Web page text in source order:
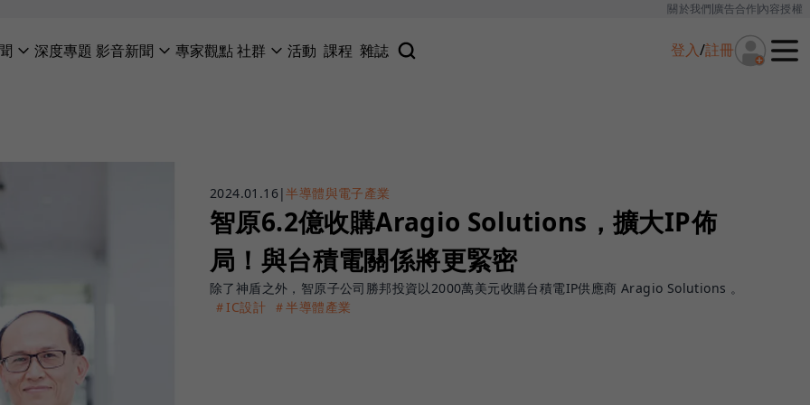
關於我們廣告合作內容授權
深度專題 影音新聞 專家觀點社群 活動 課程 雜誌 登入/註冊
2024.01.16|半導體與電子產業
智原6.2億收購Aragio Solutions，擴大IP佈
局！與台積電關係將更緊密
除了神盾之外，智原子公司勝邦投資以2000萬美元收購台積電IP供應商 Aragio Solutions 。
＃IC設計 ＃半導體產業